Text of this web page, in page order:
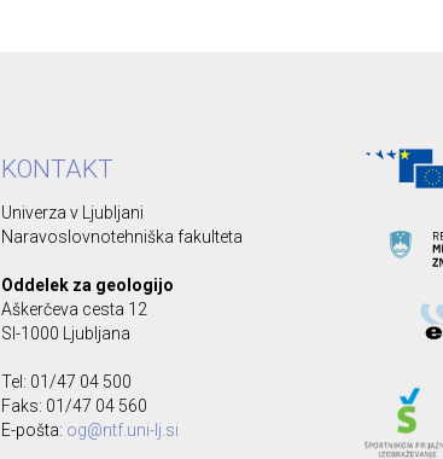
KONTAKT
Univerza v Ljubljani
Naravoslovnotehniška fakulteta
Oddelek za geologijo
Aškerčeva cesta 12
SI-1000 Ljubljana
Tel: 01/47 04 500
Faks: 01/47 04 560
E-pošta: og@ntf.uni-lj.si